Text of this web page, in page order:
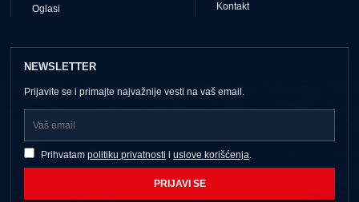
Oglasi
Kontakt
NEWSLETTER
Prijavite se i primajte najvažnije vesti na vaš email.
Prihvatam politiku privatnosti i uslove korišćenja.
PRIJAVI SE